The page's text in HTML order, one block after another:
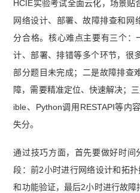
HCIE实验考试全面云化，场景
网络设计、部署、故障排查和网
分合格。核心难点主要有三个
计、部署、排错等多个环节，很
部分题目未完成；二是故障排查
障，需要精准定位、快速解决；
ible、Python调用RESTAPI等内
失分。
通过技巧方面，首先要做好时
段：前2小时进行网络设计和拓
和功能验证，最后2小时进行故